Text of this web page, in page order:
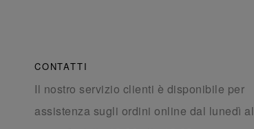
CONTATTI
Il nostro servizio clienti è disponibile per
assistenza sugli ordini online dal lunedì al